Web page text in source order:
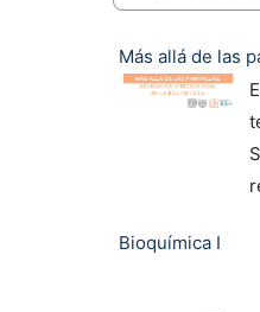
Más allá de las
Bioquímica I